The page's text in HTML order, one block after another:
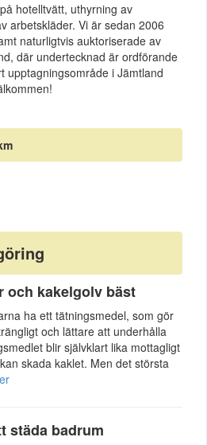
hotelltvätt, uthyrning av
arbetskläder. Vi är sedan 2006
naturligtvis auktoriserade av
där undertecknad är ordförande
upptagningsområde i Jämtland
och kakelgolv bäst
ha ett tätningsmedel, som gör
och lättare att underhålla
blir självklart lika mottagligt
skada kaklet. Men det största
städa badrum